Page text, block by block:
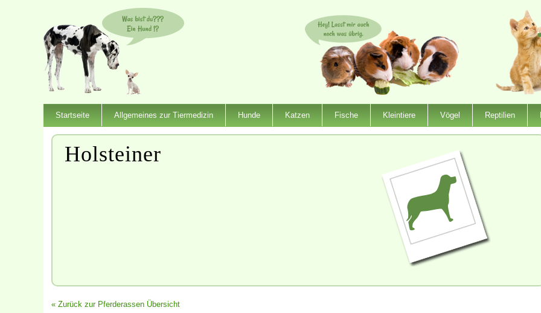
Startseite Allgemeines zur Tiermedizin Hunde Katzen Fische Kleintiere Vögel Reptilien
Holsteiner
« Zurück zur Pferderassen Übersicht